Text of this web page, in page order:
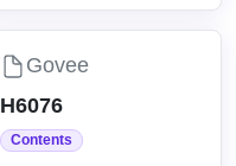
Govee
H6076
Contents